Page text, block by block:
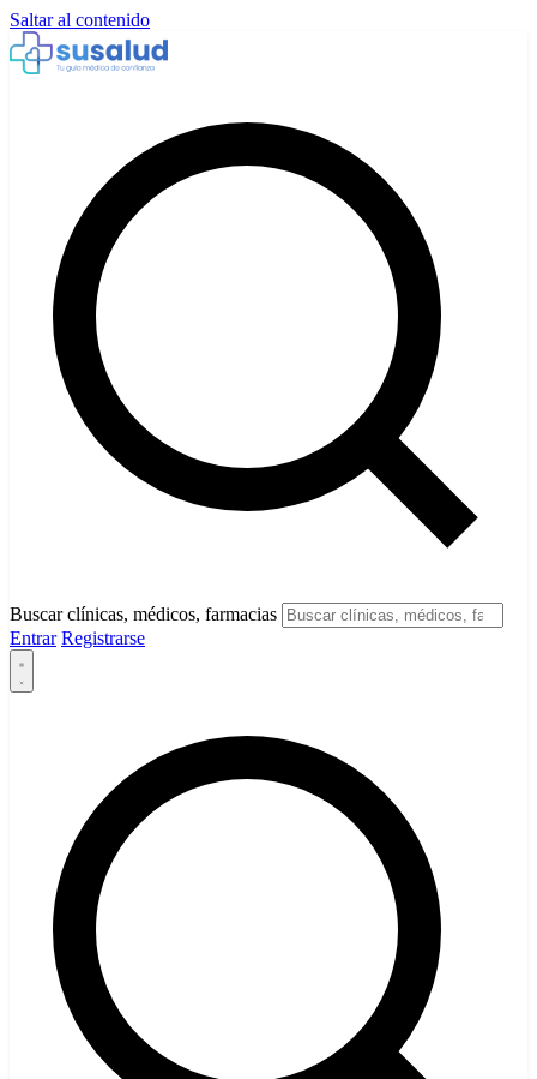
Saltar al contenido
Buscar clínicas, médicos, farmacias
Entrar Registrarse